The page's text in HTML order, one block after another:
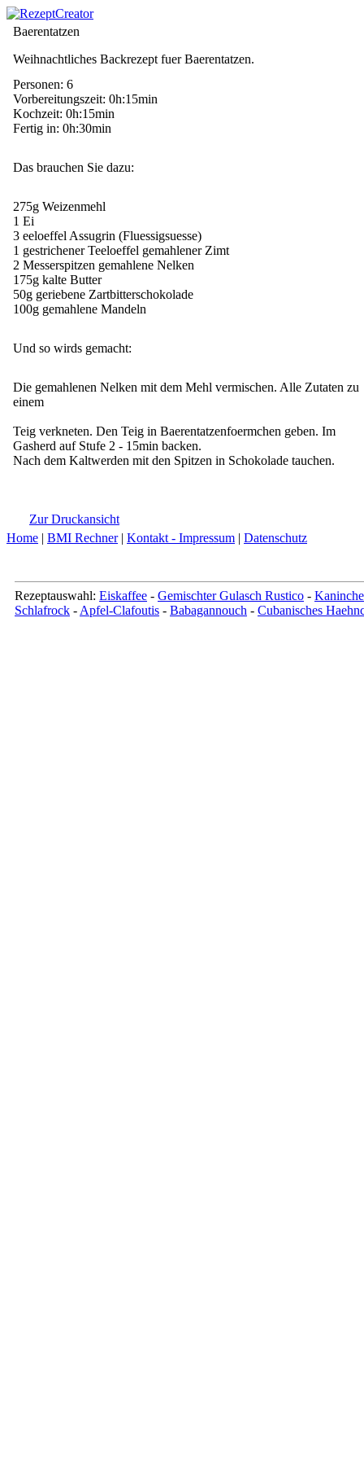
Baerentatzen
Weihnachtliches Backrezept fuer Baerentatzen.
Personen: 6
Vorbereitungszeit: 0h:15min
Kochzeit: 0h:15min
Fertig in: 0h:30min
Das brauchen Sie dazu:
275g Weizenmehl
1 Ei
3 eeloeffel Assugrin (Fluessigsuesse)
1 gestrichener Teeloeffel gemahlener Zimt
2 Messerspitzen gemahlene Nelken
175g kalte Butter
50g geriebene Zartbitterschokolade
100g gemahlene Mandeln
Und so wirds gemacht:
Die gemahlenen Nelken mit dem Mehl vermischen. Alle Zutaten zu
einem
Teig verkneten. Den Teig in Baerentatzenfoermchen geben. Im
Gasherd auf Stufe 2 - 15min backen.
Nach dem Kaltwerden mit den Spitzen in Schokolade tauchen.
Zur Druckansicht
Home | BMI Rechner| Kontakt - Impressum | Datenschutz
Rezeptauswahl: Eiskaffee - Gemischter Gulasch Rustico -
Schlafrock - Apfel-Clafoutis - Babagannouch - Cubanisches